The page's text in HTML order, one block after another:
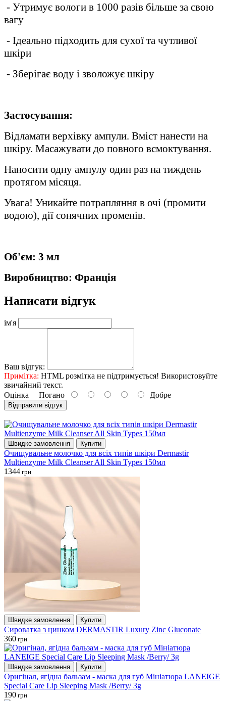
- Утримує вологи в 1000 разів більше за свою
вагу
- Ідеально підходить для сухої та чутливої
шкіри
- Зберігає воду і зволожує шкіру
Застосування:
Відламати верхівку ампули. Вміст нанести на
шкіру. Масажувати до повного всмоктування.
Наносити одну ампулу один раз на тиждень
протягом місяця.
Увага! Уникайте потрапляння в очі (промити
водою), дії сонячних променів.
Об'єм: 3 мл
Виробництво: Франція
Написати відгук
ім'я
Ваш відгук:
Примітка: HTML розмітка не підтримується! Використовуйте
звичайний текст.
Оцінка Погано Добре
Відправити відгук
Швидке замовлення Купити
Очищувальне молочко для всіх типів шкіри Dermastir
Multienzyme Milk Cleanser All Skin Types 150мл
1344 грн
Швидке замовлення Купити
Сироватка з цинком DERMASTIR Luxury Zinc Gluconate
360 грн
Швидке замовлення Купити
Оригінал, ягідна бальзам - маска для губ Мініатюра LANEIGE
Special Care Lip Sleeping Mask /Berry/ 3g
190 грн